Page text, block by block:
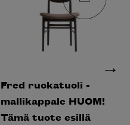
Fred ruokatuoli -
mallikappale HUOM!
Tämä tuote esillä